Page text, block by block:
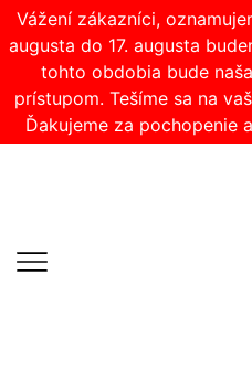
Vážení zákazníci,
augusta do 17. augusta
tohto obdobia bude
prístupom. Tešíme sa na
Ďakujeme za pochopenie